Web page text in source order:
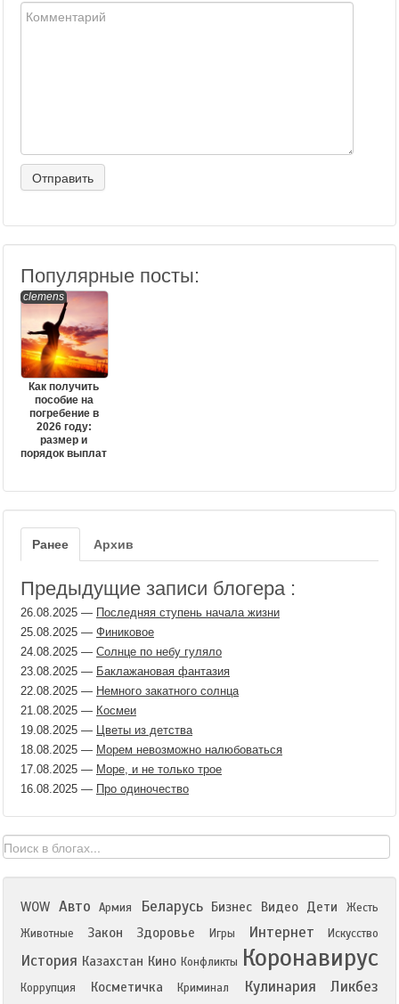
Популярные посты:
clemens
Как получить
пособие на
погребение в
2026 году:
размер и
порядок выплат
Ранее Архив
Предыдущие записи блогера :
26.08.2025 — Последняя ступень начала жизни
25.08.2025 — Финиковое
24.08.2025 — Солнце по небу гуляло
23.08.2025 — Баклажановая фантазия
22.08.2025 — Немного закатного солнца
21.08.2025 — Космеи
19.08.2025 — Цветы из детства
18.08.2025 — Морем невозможно налюбоваться
17.08.2025 — Море, и не только трое
16.08.2025 — Про одиночество
WOW Авто Армия Беларусь Бизнес Видео Дети
Жесть
Животные
Закон Здоровье Игры Интернет Искусство
История Казахстан Кино Конфликты Коронавирус
Коррупция Косметичка Криминал Кулинария Ликбез